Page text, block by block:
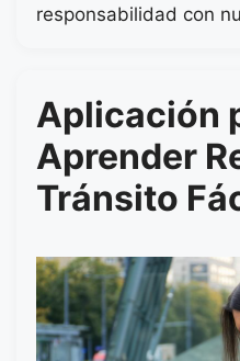
responsabilidad con
Aplicación
Aprender
Tránsito